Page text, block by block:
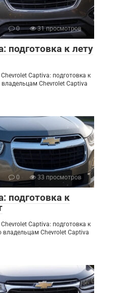
0 31 просмотров
подготовка к лету
Captiva: подготовка к
владельцам Chevrolet Captiva
0 33 просмотров
подготовка к
Captiva: подготовка к
владельцам Chevrolet Captiva